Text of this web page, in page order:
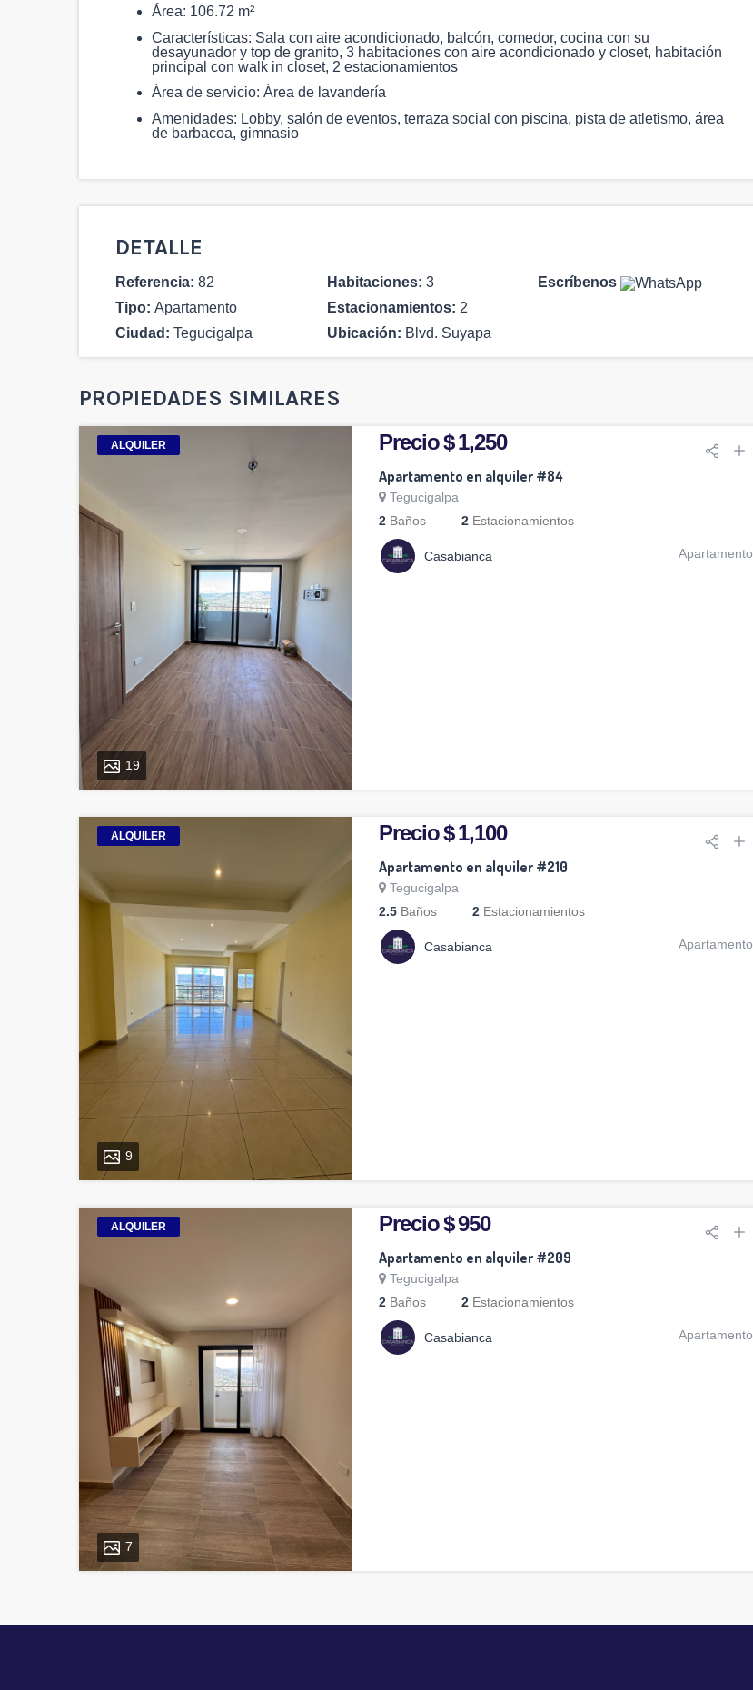
Área: 106.72 m²
Características: Sala con aire acondicionado, balcón, comedor, cocina con su
desayunador y top de granito, 3 habitaciones con aire acondicionado y closet, habitación
principal con walk in closet, 2 estacionamientos
Área de servicio: Área de lavandería
Amenidades: Lobby, salón de eventos, terraza social con piscina, pista de atletismo, área
de barbacoa, gimnasio
DETALLE
Referencia: 82
Tipo: Apartamento
Ciudad: Tegucigalpa
Habitaciones: 3
Estacionamientos: 2
Ubicación: Blvd. Suyapa
Escríbenos
PROPIEDADES SIMILARES
ALQUILER
19
Precio $ 1,250
Apartamento en alquiler #84
Tegucigalpa
2 Baños 2 Estacionamientos
Casabianca Apartamento
ALQUILER
9
Precio $ 1,100
Apartamento en alquiler #210
Tegucigalpa
2.5 Baños 2 Estacionamientos
Casabianca Apartamento
ALQUILER
7
Precio $ 950
Apartamento en alquiler #209
Tegucigalpa
2 Baños 2 Estacionamientos
Casabianca Apartamento